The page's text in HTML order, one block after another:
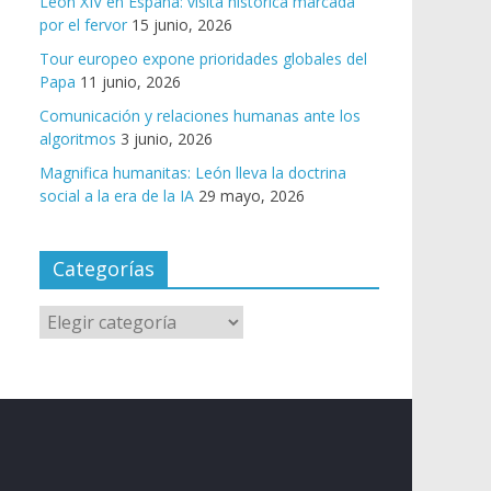
por el fervor 15 junio, 2026
Tour europeo expone prioridades globales del
Papa 11 junio, 2026
Comunicación y relaciones humanas ante los
algoritmos 3 junio, 2026
Magnifica humanitas: León lleva la doctrina
social a la era de la IA 29 mayo, 2026
Categorías